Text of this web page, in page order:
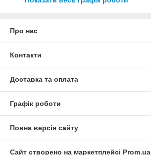
Про нас
Контакти
Доставка та оплата
Графік роботи
Повна версія сайту
Сайт створено на маркетплейсі Prom.ua